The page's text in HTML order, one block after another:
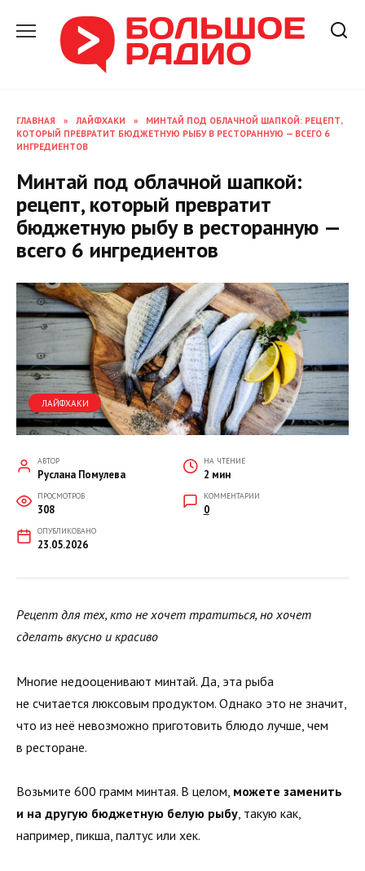
содержанию
ГЛАВНАЯ » ЛАЙФХАКИ »
МИНТАЙ ПОД ОБЛАЧНОЙ ШАПКОЙ: РЕЦЕПТ,
КОТОРЫЙ ПРЕВРАТИТ БЮДЖЕТНУЮ РЫБУ В РЕСТОРАННУЮ — ВСЕГО 6
ИНГРЕДИЕНТОВ
Минтай под облачной шапкой:
рецепт, который превратит
бюджетную рыбу в ресторанную —
всего 6 ингредиентов
ЛАЙФХАКИ
АВТОР
Руслана Помулева
НА ЧТЕНИЕ
2 мин
ПРОСМОТРОВ
308
КОММЕНТАРИИ
0
ОПУБЛИКОВАНО
23.05.2026
Рецепт для тех, кто не хочет тратиться, но хочет
сделать вкусно и красиво
Многие недооценивают минтай. Да, эта рыба
не считается люксовым продуктом. Однако это не значит,
что из неё невозможно приготовить блюдо лучше, чем
в ресторане.
Возьмите 600 грамм минтая. В целом, можете заменить
и на другую бюджетную белую рыбу , такую как,
например, пикша, палтус или хек.